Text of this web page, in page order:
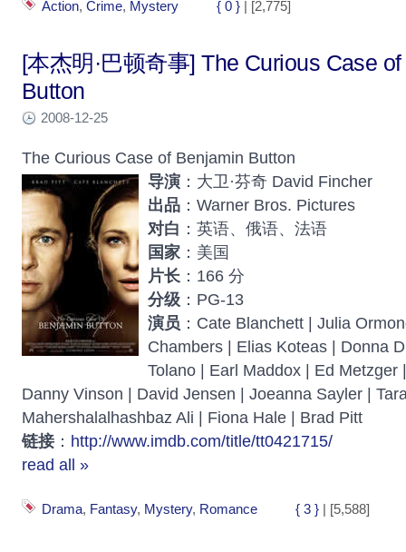
Action, Crime, Mystery { 0 } | [2,775]
[本杰明·巴顿奇事] The Curious Case
Button
2008-12-25
The Curious Case of Benjamin Button
导演 ：大卫·芬奇 David Fincher
出品 ：Warner Bros. Pictures
对白 ：英语、俄语、法语
国家 ：美国
片长 ：166 分
分级 ：PG-13
演员 ：Cate Blanchett | Julia
Chambers | Elias Koteas | Donna
Tolano | Earl Maddox | Ed Metzger
Danny Vinson | David Jensen | Joeanna Sayler |
Mahershalalhashbaz Ali | Fiona Hale | Brad Pitt
链接 ： http://www.imdb.com/title/tt0421715/
read all »
Drama, Fantasy, Mystery, Romance { 3 } | [5,588]